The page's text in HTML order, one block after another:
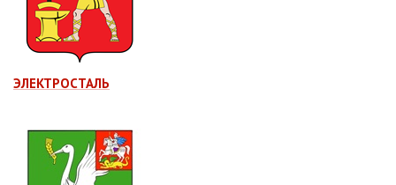
ЭЛЕКТРОСТАЛЬ